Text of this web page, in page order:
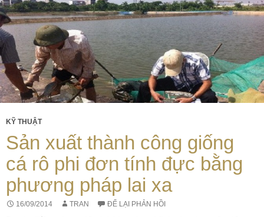
KỸ THUẬT
Sản xuất thành công giống
cá rô phi đơn tính đực bằng
phương pháp lai xa
16/09/2014 TRAN ĐỂ LẠI PHẢN HỒI